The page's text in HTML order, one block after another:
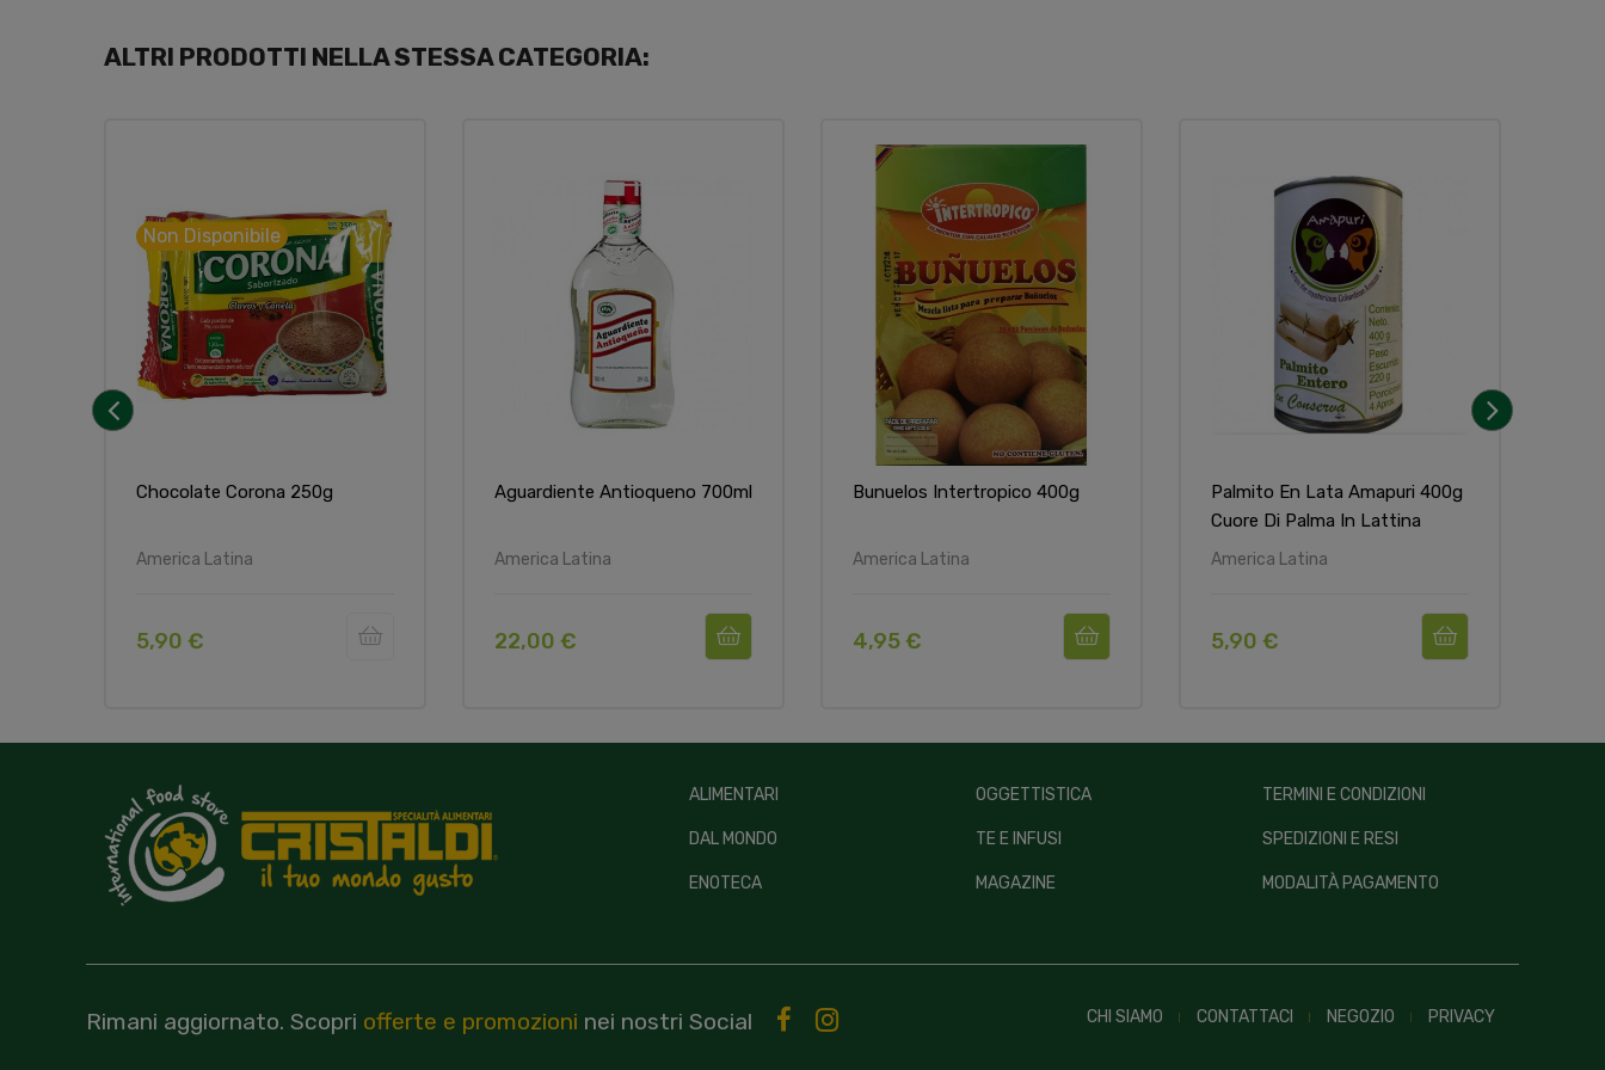
ALTRI PRODOTTI NELLA STESSA CATEGORIA:
Chocolate Corona 250g
America Latina
Non Disponibile
5,90 €
Aguardiente Antioqueno 700ml
America Latina
22,00 €
Bunuelos Intertropico 400g
America Latina
4,95 €
Palmito En Lata Amapuri 400g
Cuore Di Palma In Lattina
America Latina
5,90 €
ALIMENTARI
DAL MONDO
ENOTECA
OGGETTISTICA
TE E INFUSI
MAGAZINE
TERMINI E CONDIZIONI
SPEDIZIONI E RESI
MODALITÀ PAGAMENTO
Rimani aggiornato. Scopri offerte e promozioni nei nostri Social CHI SIAMO CONTATTACI NEGOZIO PRIVACY